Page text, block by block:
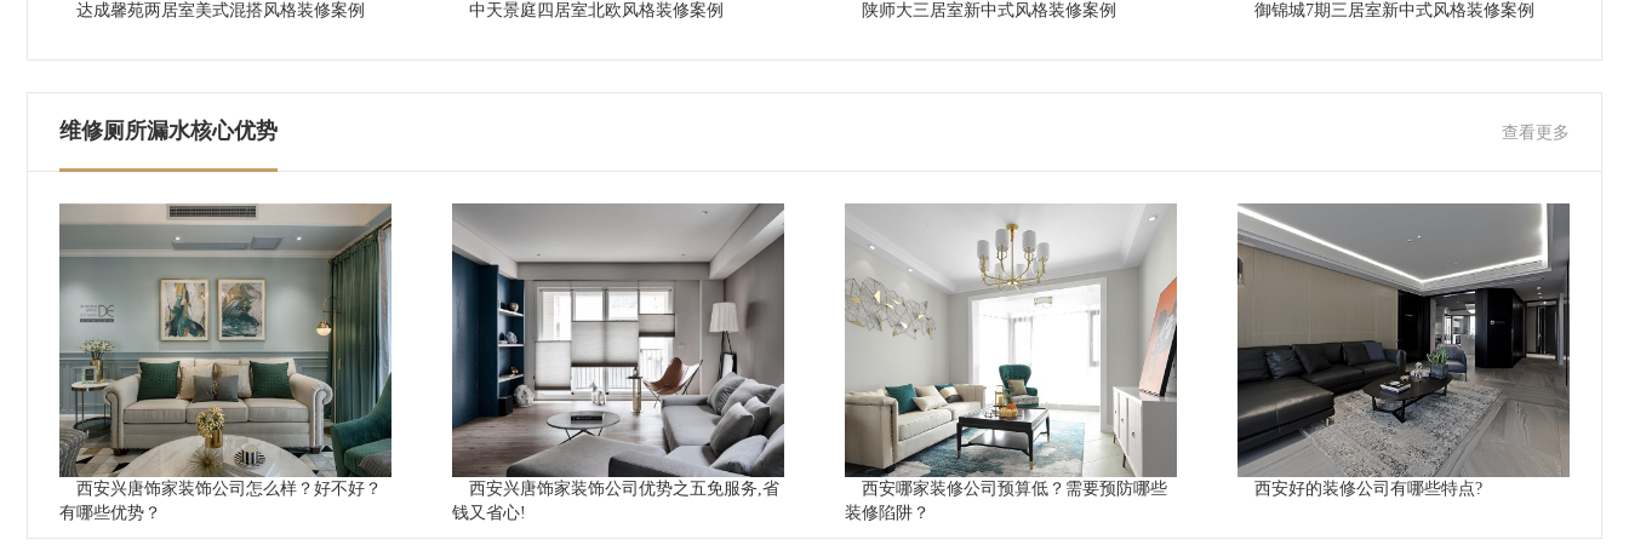
达成馨苑两居室美式混搭风格装修案例 中天景庭四居室北欧风格装修案例 陕师大三居室新中式风格装修案例 御锦城7期三居室新中式风格装修案例
维修厕所漏水核心优势 查看更多
西安兴唐饰家装饰公司怎么样？好不好？
有哪些优势？
西安兴唐饰家装饰公司优势之五免服务,省
钱又省心!
西安哪家装修公司预算低？需要预防哪些
装修陷阱？
西安好的装修公司有哪些特点?